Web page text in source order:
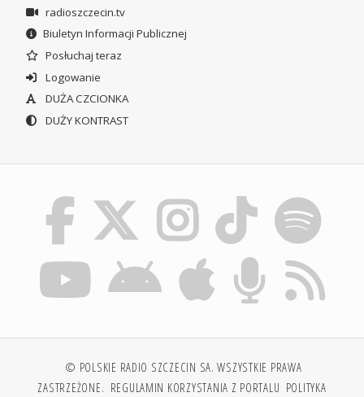
radioszczecin.tv
Biuletyn Informacji Publicznej
Posłuchaj teraz
Logowanie
DUŻA CZCIONKA
DUŻY KONTRAST
© POLSKIE RADIO SZCZECIN SA. WSZYSTKIE PRAWA
ZASTRZEŻONE. REGULAMIN KORZYSTANIA Z PORTALU POLITYKA